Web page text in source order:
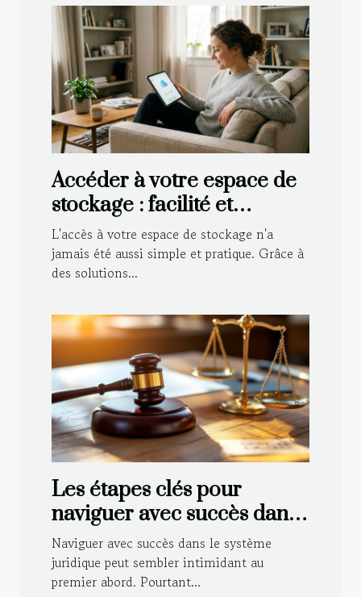
Accéder à votre espace de
stockage : facilité et
convenance
L'accès à votre espace de stockage n'a
jamais été aussi simple et pratique. Grâce à
des solutions...
Les étapes clés pour
naviguer avec succès dans
le système juridique
Naviguer avec succès dans le système
juridique peut sembler intimidant au
premier abord. Pourtant...